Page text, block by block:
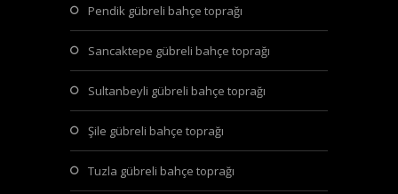
pendik gübreli bahçe toprağı
sancaktepe gübreli bahçe toprağı
sultanbeyli gübreli bahçe toprağı
şile gübreli bahçe toprağı
tuzla gübreli bahçe toprağı